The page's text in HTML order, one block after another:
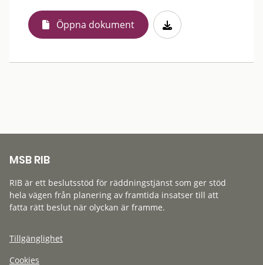
Öppna dokument
MSB RIB
RIB är ett beslutsstöd för räddningstjänst som ger stöd
hela vägen från planering av framtida insatser till att
fatta rätt beslut när olyckan är framme.
Tillgänglighet
Cookies